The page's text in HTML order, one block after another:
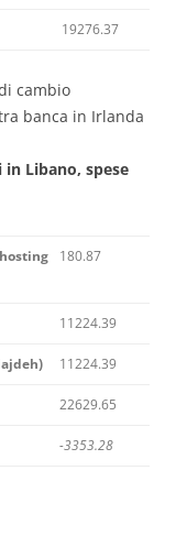
19276.37
cambio
banca in Irlanda
Libano, spese
180.87
11224.39
11224.39
22629.65
-3353.28